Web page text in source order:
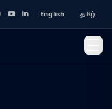
Achievements
YouTubeLinkedInEnglish தமிழ்